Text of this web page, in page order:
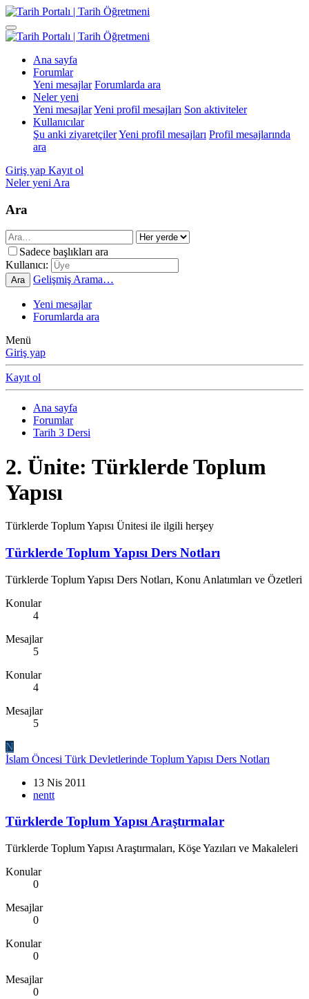
Ana sayfa
Forumlar
Yeni mesajlar Forumlarda ara
Neler yeni
Yeni mesajlarYeni profil mesajları Son aktiviteler
Kullanıcılar
Şu anki ziyaretçilerYeni profil mesajları Profil mesajlarında
ara
Giriş yap Kayıt ol
Neler yeni Ara
Ara
Sadece başlıkları ara
Kullanıcı:
Ara Gelişmiş Arama…
Yeni mesajlar
Forumlarda ara
Menü
Giriş yap
Kayıt ol
Ana sayfa
Forumlar
Tarih 3 Dersi
2. Ünite: Türklerde Toplum
Yapısı
Türklerde Toplum Yapısı Ünitesi ile ilgili herşey
Türklerde Toplum Yapısı Ders Notları
Türklerde Toplum Yapısı Ders Notları, Konu Anlatımları ve Özetleri
Konular
4
Mesajlar
5
Konular
4
Mesajlar
5
N
İslam Öncesi Türk Devletlerinde Toplum Yapısı Ders Notları
13 Nis 2011
nentt
Türklerde Toplum Yapısı Araştırmalar
Türklerde Toplum Yapısı Araştırmaları, Köşe Yazıları ve Makaleleri
Konular
0
Mesajlar
0
Konular
0
Mesajlar
0